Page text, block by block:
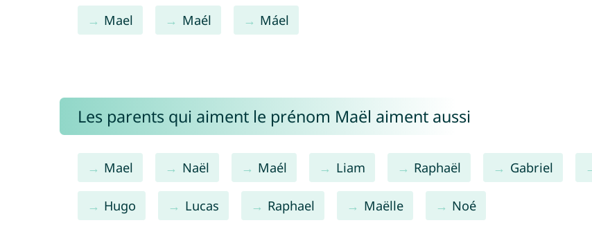
Mael Maél Máel
Les parents qui aiment le prénom Maël aiment aussi
Mael Naël Maél Liam Raphaël Gabriel
Hugo Lucas Raphael Maëlle Noé